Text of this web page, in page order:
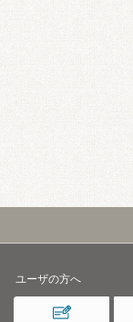
ユーザの方へ